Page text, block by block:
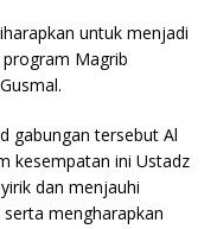
untuk menjadi
Magrib
gabungan tersebut Al
kesempatan ini Ustadz
dan menjauhi
mengharapkan